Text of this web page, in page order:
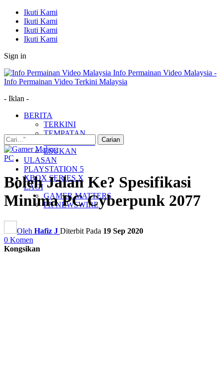
Ikuti Kami
Ikuti Kami
Ikuti Kami
Ikuti Kami
Sign in
Info Permainan Video Malaysia -
Info Permainan Video Terkini Malaysia
- Iklan -
BERITA
TERKINI
TEMPATAN
ESUKAN
ULASAN
PLAYSTATION 5
XBOX SERIES X
LAGI
GAMER MATTERS
PR NEWSWIRE
PC
Boleh Jalan Ke? Spesifikasi
Minima PC Cyberpunk 2077
Oleh Hafiz J Diterbit Pada 19 Sep 2020
0 Komen
Kongsikan